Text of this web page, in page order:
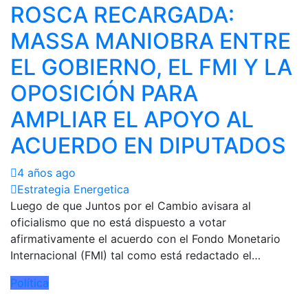
ROSCA RECARGADA:
MASSA MANIOBRA ENTRE
EL GOBIERNO, EL FMI Y LA
OPOSICIÓN PARA
AMPLIAR EL APOYO AL
ACUERDO EN DIPUTADOS
4 años ago
Estrategia Energetica
Luego de que Juntos por el Cambio avisara al
oficialismo que no está dispuesto a votar
afirmativamente el acuerdo con el Fondo Monetario
Internacional (FMI) tal como está redactado el…
Política